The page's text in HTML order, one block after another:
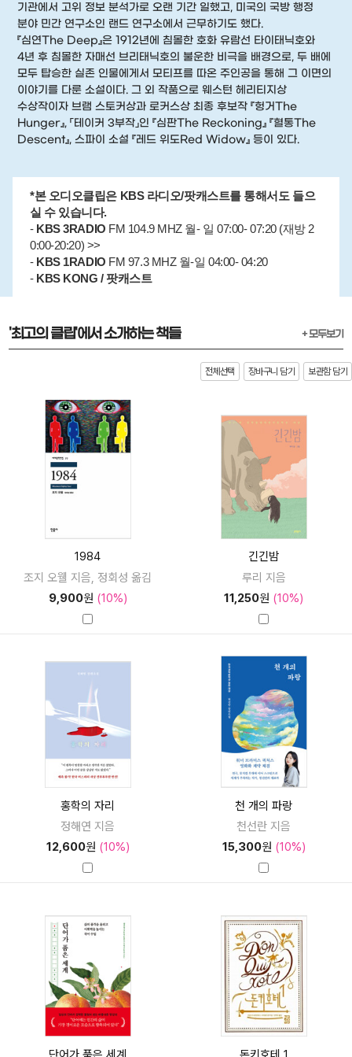
기관에서 고위 정보 분석가로 오랜 기간 일했고, 미국의 국방 행정
분야 민간 연구소인 랜드 연구소에서 근무하기도 했다.
『심연The Deep』은 1912년에 침몰한 호화 유람선 타이태닉호와
4년 후 침몰한 자매선 브리태닉호의 불운한 비극을 배경으로, 두 배에
모두 탑승한 실존 인물에게서 모티프를 따온 주인공을 통해 그 이면의
이야기를 다룬 소설이다. 그 외 작품으로 웨스턴 헤리티지상
수상작이자 브램 스토커상과 로커스상 최종 후보작 『헝거The
Hunger』, 「테이커 3부작」인 『심판The Reckoning』 『혈통The
Descent』, 스파이 소설 『레드 위도Red Widow』 등이 있다.
*본 오디오클립은 KBS 라디오/팟캐스트를 통해서도 들으
실 수 있습니다.
- KBS 3RADIO FM 104.9 MHZ 월- 일 07:00- 07:20 (재방 2
0:00-20:20) >>
- KBS 1RADIO FM 97.3 MHZ 월-일 04:00- 04:20
- KBS KONG / 팟캐스트
'최고의 클립'에서 소개하는 책들 + 모두보기
전체선택 장바구니 담기 보관함 담기
1984
조지 오웰 지음, 정회성 옮김
9,900원 (10%)
긴긴밤
루리 지음
11,250원 (10%)
홍학의 자리
정해연 지음
12,600원 (10%)
천 개의 파랑
천선란 지음
15,300원 (10%)